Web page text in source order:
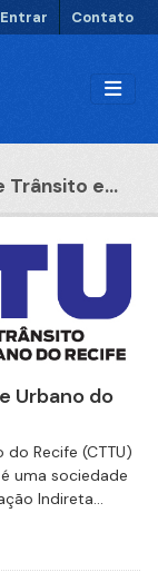
Entrar Contato
e...
Urbano do
Recife (CTTU)
uma sociedade
Indireta...